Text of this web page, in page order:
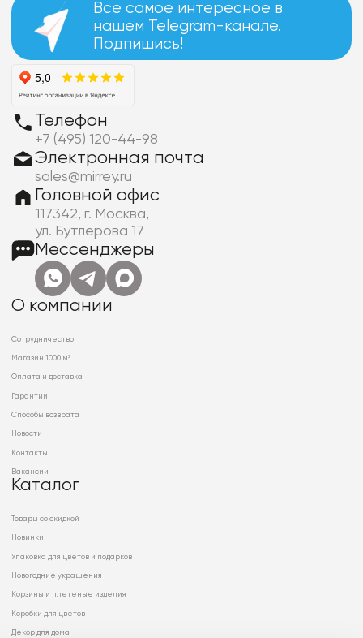
Все самое интересное в
нашем Telegram-канале.
Подпишись!
Телефон
+7 (495) 120-44-98
Электронная почта
sales@mirrey.ru
Головной офис
117342, г. Москва,
ул. Бутлерова 17
Мессенджеры
О компании
Сотрудничество
Магазин 1000 м²
Оплата и доставка
Гарантии
Способы возврата
Новости
Контакты
Вакансии
Каталог
Товары со скидкой
Новинки
Упаковка для цветов и подарков
Новогодние украшения
Корзины и плетеные изделия
Коробки для цветов
Декор для дома